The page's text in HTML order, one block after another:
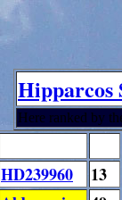
Hipparcos
Here ranked by
HD239960 13